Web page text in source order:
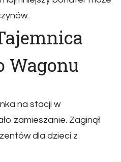
Wagonu
na stacji w
zamieszanie. Zaginął
dla dzieci z